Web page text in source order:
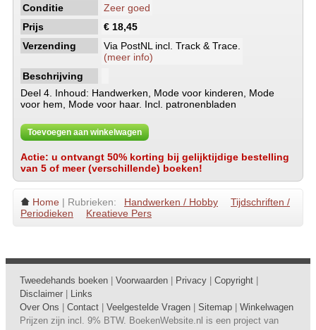
Conditie
Zeer goed
Prijs
€ 18,45
Verzending
Via PostNL incl. Track & Trace.
(meer info)
Beschrijving
Deel 4. Inhoud: Handwerken, Mode voor kinderen, Mode
voor hem, Mode voor haar. Incl. patronenbladen
Toevoegen aan winkelwagen
Actie: u ontvangt 50% korting bij gelijktijdige bestelling
van 5 of meer (verschillende) boeken!
Home | Rubrieken: Handwerken / Hobby
Tijdschriften /
Periodieken
Kreatieve Pers
Tweedehands boeken Voorwaarden Privacy Copyright
Disclaimer
Links
Over Ons
Contact Veelgestelde Vragen Sitemap
Winkelwagen
Prijzen zijn incl. 9% BTW. BoekenWebsite.nl is een project van